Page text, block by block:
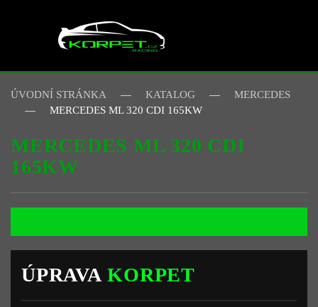
Skip to main content
ÚVODNÍ STRÁNKA KATALOG
MERCEDES
MERCEDES ML 320 CDI 165KW
MERCEDES ML 320 CDI
165KW
ÚPRAVAKORPET